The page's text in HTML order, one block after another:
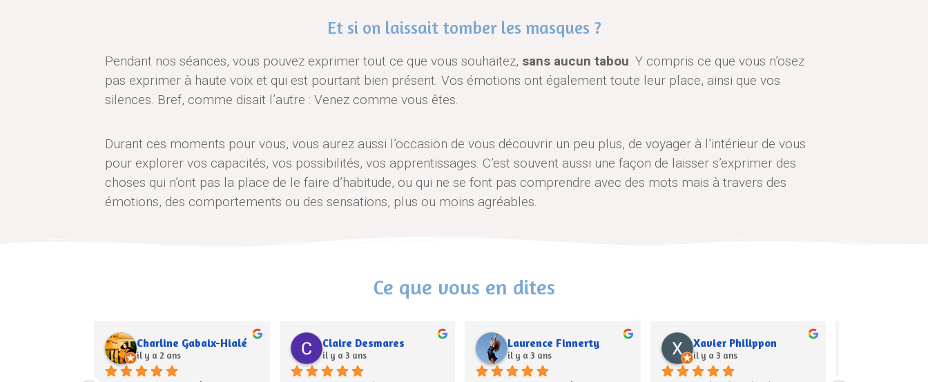
Et si on laissait tomber les masques ?
Pendant nos séances, vous pouvez exprimer tout ce que vous souhaitez, sans aucun tabou. Y compris ce que vous n’osez
pas exprimer à haute voix et qui est pourtant bien présent. Vos émotions ont également toute leur place, ainsi que vos
silences. Bref, comme disait l’autre : Venez comme vous êtes.
Durant ces moments pour vous, vous aurez aussi l’occasion de vous découvrir un peu plus, de voyager à l’intérieur de vous
pour explorer vos capacités, vos possibilités, vos apprentissages. C’est souvent aussi une façon de laisser s’exprimer des
choses qui n’ont pas la place de le faire d’habitude, ou qui ne se font pas comprendre avec des mots mais à travers des
émotions, des comportements ou des sensations, plus ou moins agréables.
Ce que vous en dites
Marianne d'Hennezel
il y a 4 ans
Julien WALIGORA
il y a 4 ans
Sandra DL
il y a 4 ans
Anaëlle Curtet
il y a 4 ans